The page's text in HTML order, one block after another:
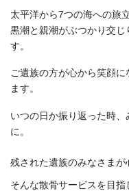
太平洋から7つの海への旅立
黒潮と親潮がぶつかり交
す。
ご遺族の方が心から笑顔
ます。
いつの日か振り返った時
に。
残された遺族のみなさまが
そんな散骨サービスを目指